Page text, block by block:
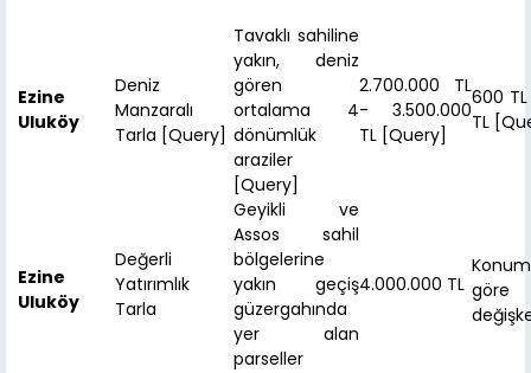
Ezine
Uluköy
Deniz
Manzaralı
Tarla [Query]
Tavaklı sahiline
yakın, deniz
gören
ortalama 4
dönümlük
araziler
[Query]
2.700.000 TL
- 3.500.000
TL [Query]
600
TL
Ezine
Uluköy
Değerli
Yatırımlık
Tarla
Geyikli ve
Assos sahil
bölgelerine
yakın geçiş
güzergahında
yer alan
parseller
4.000.000 TL göre